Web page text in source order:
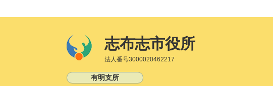
志布志市役所
法人番号3000020462217
有明支所